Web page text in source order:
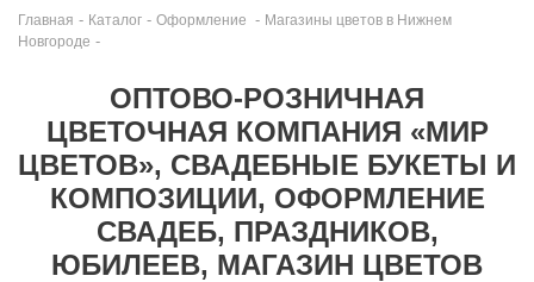
Главная - Каталог - Оформление - Магазины цветов в Нижнем
Новгороде -
ОПТОВО-РОЗНИЧНАЯ
ЦВЕТОЧНАЯ КОМПАНИЯ «МИР
ЦВЕТОВ», СВАДЕБНЫЕ БУКЕТЫ И
КОМПОЗИЦИИ, ОФОРМЛЕНИЕ
СВАДЕБ, ПРАЗДНИКОВ,
ЮБИЛЕЕВ, МАГАЗИН ЦВЕТОВ